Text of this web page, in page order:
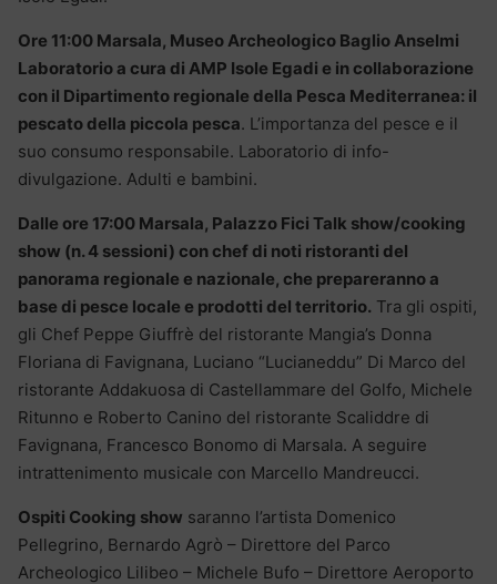
Ore 11:00 Marsala, Museo Archeologico Baglio Anselmi
Laboratorio a cura di AMP Isole Egadi e in collaborazione
con il Dipartimento regionale della Pesca Mediterranea: il
pescato della piccola pesca. L’importanza del pesce e il
suo consumo responsabile. Laboratorio di info-
divulgazione. Adulti e bambini.
Dalle ore 17:00 Marsala, Palazzo Fici Talk show/cooking
show (n. 4 sessioni) con chef di noti ristoranti del
panorama regionale e nazionale, che prepareranno a
base di pesce locale e prodotti del territorio. Tra gli ospiti,
gli Chef Peppe Giuffrè del ristorante Mangia’s Donna
Floriana di Favignana, Luciano “Lucianeddu” Di Marco del
ristorante Addakuosa di Castellammare del Golfo, Michele
Ritunno e Roberto Canino del ristorante Scaliddre di
Favignana, Francesco Bonomo di Marsala. A seguire
intrattenimento musicale con Marcello Mandreucci.
Ospiti Cooking show saranno l’artista Domenico
Pellegrino, Bernardo Agrò – Direttore del Parco
Archeologico Lilibeo – Michele Bufo – Direttore Aeroporto